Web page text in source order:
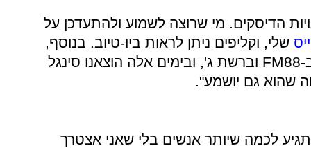
הדיסקים. מי שרוצה לשמוע ולהתעדכן על
שלי, וקליפים ניתן לראות ביו-טיוב. בנוסף,
חלק מהשירים שלי כבר מושמעים ב-FM88 וברשת ג', ובימים אלה הוצאנו סינגל
שהוא גם יושמע".
לכמה שיותר אנשים בלי שאני אצטרך